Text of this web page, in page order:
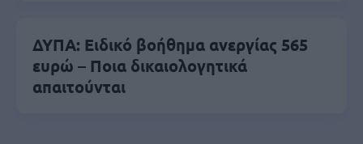
ΔΥΠΑ: Ειδικό βοήθημα ανεργίας 565
ευρώ – Ποια δικαιολογητικά
απαιτούνται